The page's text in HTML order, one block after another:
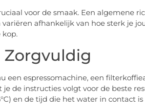
voor de smaak. Een algemene
afhankelijk van hoe sterk je
kop.
Zorgvuldig
een espressomachine, een
de instructies volgt voor de beste
en de tijd die het water in contact